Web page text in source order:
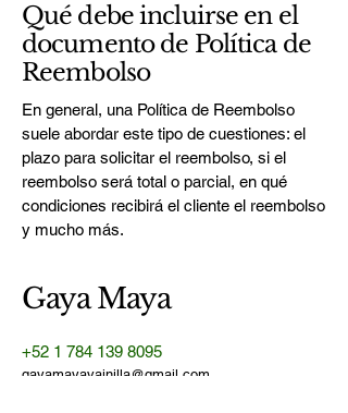
Qué debe incluirse en el
documento de Política de
Reembolso
En general, una Política de Reembolso
suele abordar este tipo de cuestiones: el
plazo para solicitar el reembolso, si el
reembolso será total o parcial, en qué
condiciones recibirá el cliente el reembolso
y mucho más.
Gaya Maya
+52 1 784 139 8095
gayamayavainilla@gmail.com